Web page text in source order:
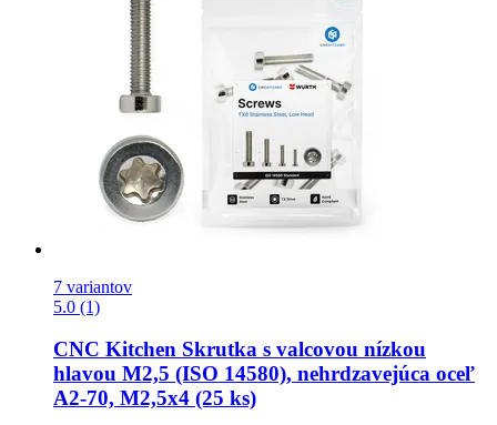
7 variantov
5.0 (1)
CNC Kitchen Skrutka s valcovou nízkou
hlavou M2,5 (ISO 14580), nehrdzavejúca oceľ
A2-​70, M2,5x4 (25 ks)